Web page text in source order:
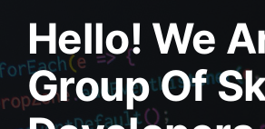
Hello! We
Group Of